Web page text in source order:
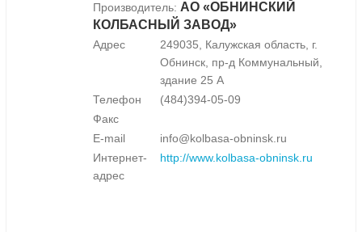
Производитель: АО «ОБНИНСКИЙ
КОЛБАСНЫЙ ЗАВОД»
Адрес
249035, Калужская область, г.
Обнинск, пр-д Коммунальный,
здание 25 А
Телефон
(484)394-05-09
Факс
E-mail
info@kolbasa-obninsk.ru
Интернет-
адрес
http://www.kolbasa-obninsk.ru